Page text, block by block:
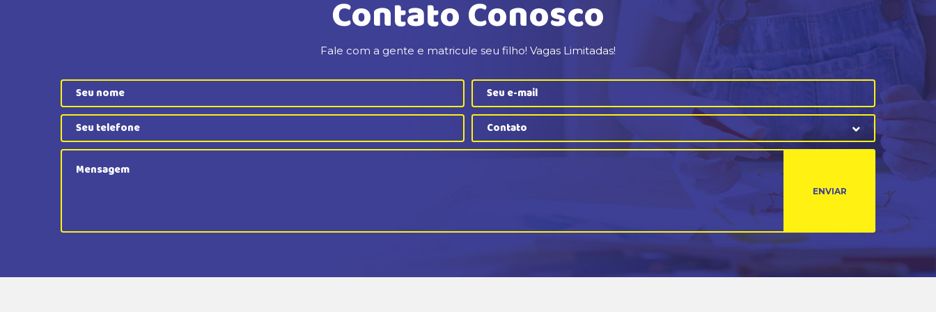
Contato Conosco
Fale com a gente e matricule seu filho! Vagas Limitadas!
Contato
ENVIAR